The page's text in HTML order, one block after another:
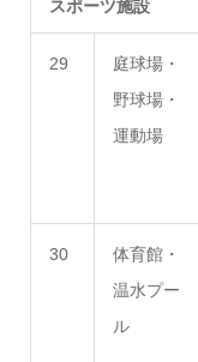
スポーツ施設
29
庭球場・
野球場・
運動場
30
体育館・
温水プー
ル